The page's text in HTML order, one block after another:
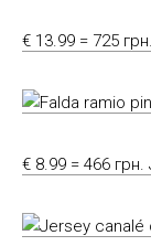
€ 13.99 = 725
€ 8.99 = 466